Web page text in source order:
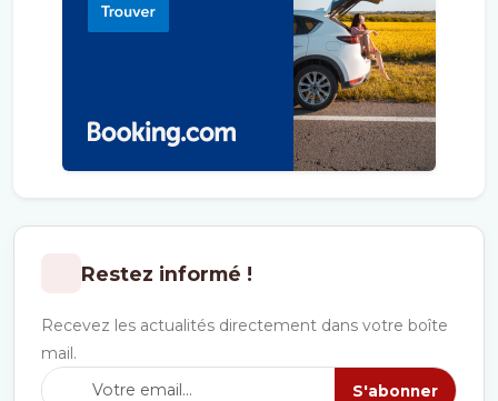
Restez informé !
Recevez les actualités directement dans votre boîte
mail.
S'abonner